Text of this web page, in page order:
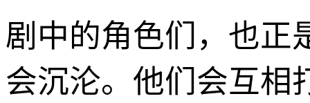
剧中的角色们，也正
会沉沦。他们会互相